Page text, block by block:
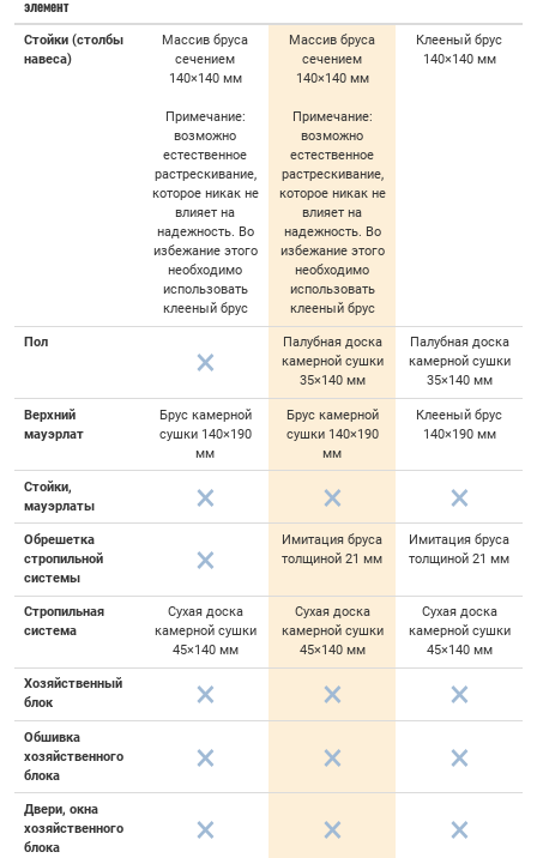
элемент
Стойки (столбы
навеса)
Массив бруса
сечением
140×140 мм
Примечание:
возможно
естественное
растрескивание,
которое никак не
влияет на
надежность. Во
избежание этого
необходимо
использовать
клееный брус
Массив бруса
сечением
140×140 мм
Примечание:
возможно
естественное
растрескивание,
которое никак не
влияет на
надежность. Во
избежание этого
необходимо
использовать
клееный брус
Клееный брус
140×140 мм
Пол
Палубная доска
камерной сушки
35×140 мм
Палубная доска
камерной сушки
35×140 мм
Верхний
мауэрлат
Брус камерной
сушки 140×190
мм
Брус камерной
сушки 140×190
мм
Клееный брус
140×190 мм
Стойки,
мауэрлаты
Обрешетка
стропильной
системы
Имитация бруса
толщиной 21 мм
Имитация бруса
толщиной 21 мм
Стропильная
система
Сухая доска
камерной сушки
45×140 мм
Сухая доска
камерной сушки
45×140 мм
Сухая доска
камерной сушки
45×140 мм
Хозяйственный
блок
Обшивка
хозяйственного
блока
Двери, окна
хозяйственного
блока